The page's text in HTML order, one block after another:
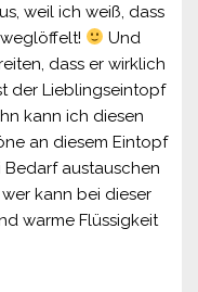
weil ich weiß, dass
Und
dass er wirklich
der Lieblingseintopf
kann ich diesen
an diesem Eintopf
Bedarf austauschen
kann bei dieser
warme Flüssigkeit